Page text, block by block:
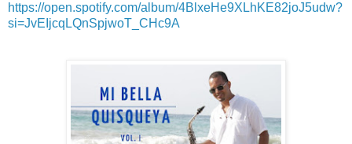
https://open.spotify.com/album/4BlxeHe9XLhKE82joJ5udw?
si=JvEIjcqLQnSpjwoT_CHc9A